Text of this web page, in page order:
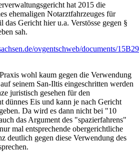
hat 2015 die
ehemaligen Notarztfahrzeuges für
das Gericht hier u.a. Verstösse gegen §
sah.
ovgentschweb/documents/
wohl kaum gegen die Verwendung
seinem San-Iltis eingeschritten werden
juristisch gesehen für den
dünnes Eis und kann je nach Gericht
Da wird es dann nicht bei "10
das Argument des "spazierfahrens"
mal entsprechende obergerichtliche
deutlich gegen diese Verwendung des